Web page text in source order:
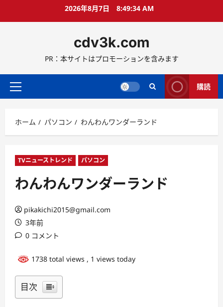
ス
ッ
2026年8月7日 8:49:35 AM
cdv3k.com
PR：本サイトはプロモーションを含みます
メ
メ
ニ
ー
購読
ホーム パソコン わんわんワンダーランド
TVニューストレンド パソコン
わんわんワンダーランド
pikakichi2015@gmail.com
3年前
0 コメント
1738 total views , 1 views today
目次